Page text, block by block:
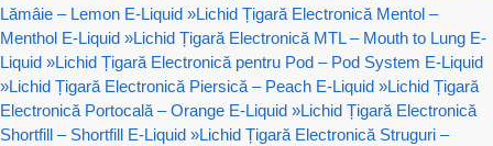
Lămâie – Lemon E-Liquid »Lichid Țigară Electronică Mentol –
Menthol E-Liquid »Lichid Țigară Electronică MTL – Mouth to Lung E-
Liquid »Lichid Țigară Electronică pentru Pod – Pod System E-Liquid
»Lichid Țigară Electronică Piersică – Peach E-Liquid »Lichid Țigară
Electronică Portocală – Orange E-Liquid »Lichid Țigară Electronică
Shortfill – Shortfill E-Liquid »Lichid Țigară Electronică Struguri –